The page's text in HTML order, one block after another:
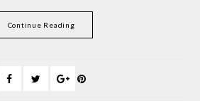
Continue Reading